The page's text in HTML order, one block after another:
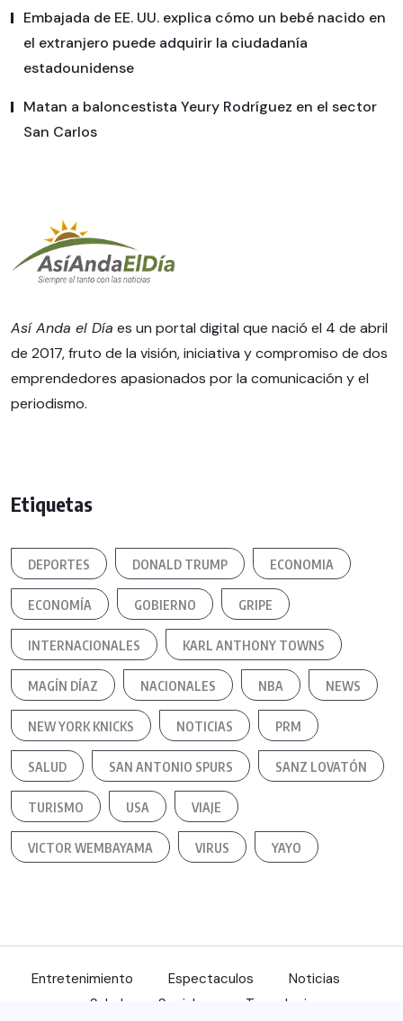
Embajada de EE. UU. explica cómo un bebé nacido en
el extranjero puede adquirir la ciudadanía
estadounidense
Matan a baloncestista Yeury Rodríguez en el sector
San Carlos
Así Anda el Día es un portal digital que nació el 4 de abril
de 2017, fruto de la visión, iniciativa y compromiso de dos
emprendedores apasionados por la comunicación y el
periodismo.
Etiquetas
DEPORTES DONALD TRUMP ECONOMIA
ECONOMÍA GOBIERNO GRIPE
INTERNACIONALES KARL ANTHONY TOWNS
MAGÍN DÍAZ NACIONALES NBA NEWS
NEW YORK KNICKS NOTICIAS PRM
SALUD SAN ANTONIO SPURS SANZ LOVATÓN
TURISMO USA VIAJE
VICTOR WEMBAYAMA VIRUS YAYO
Entretenimiento Espectaculos
Noticias
Salud
Sociales Tecnologia